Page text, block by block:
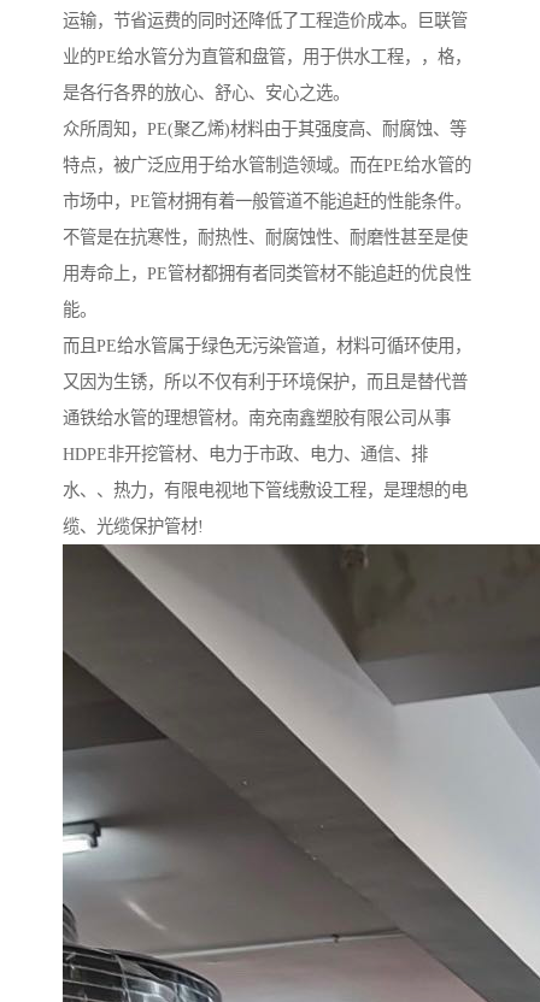
运输，节省运费的同时还降低了工程造价成本。巨联管
业的PE给水管分为直管和盘管，用于供水工程，，格，
是各行各界的放心、舒心、安心之选。
众所周知，PE(聚乙烯)材料由于其强度高、耐腐蚀、等
特点，被广泛应用于给水管制造领域。而在PE给水管的
市场中，PE管材拥有着一般管道不能追赶的性能条件。
不管是在抗寒性，耐热性、耐腐蚀性、耐磨性甚至是使
用寿命上，PE管材都拥有者同类管材不能追赶的优良性
能。
而且PE给水管属于绿色无污染管道，材料可循环使用，
又因为生锈，所以不仅有利于环境保护，而且是替代普
通铁给水管的理想管材。南充南鑫塑胶有限公司从事
HDPE非开挖管材、电力于市政、电力、通信、排
水、、热力，有限电视地下管线敷设工程，是理想的电
缆、光缆保护管材!